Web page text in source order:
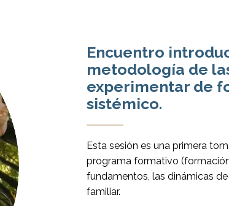
Encuentro
metodología de
experimentar de
sistémico.
Esta sesión es una primera
programa formativo
fundamentos, las dinámicas
familiar.